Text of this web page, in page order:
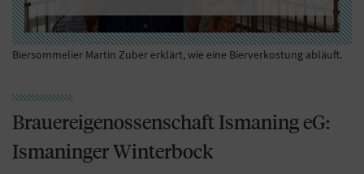
Biersommelier Martin Zuber erklärt, wie eine Bierverkostung abläuft.
Brauereigenossenschaft Ismaning eG:
Ismaninger Winterbock